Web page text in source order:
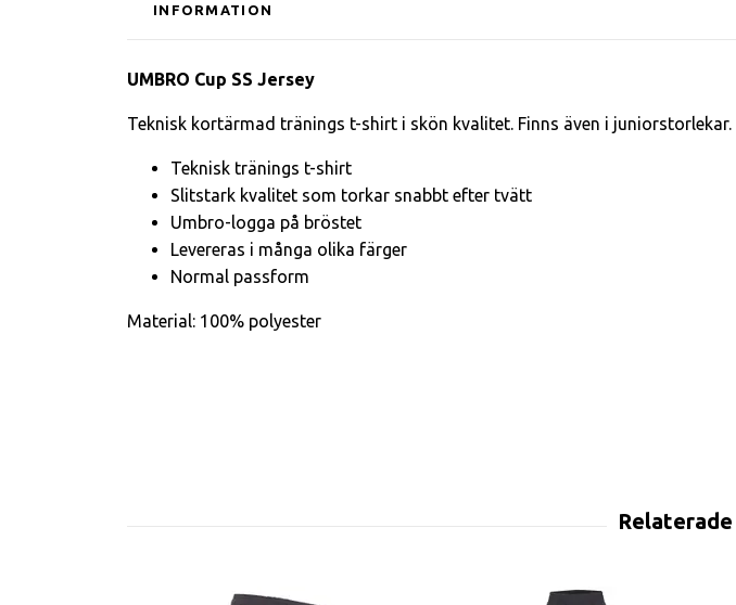
INFORMATION
UMBRO Cup SS Jersey
Teknisk kortärmad tränings t-shirt i skön kvalitet. Finns även i juniorstorlekar.
Teknisk tränings t-shirt
Slitstark kvalitet som torkar snabbt efter tvätt
Umbro-logga på bröstet
Levereras i många olika färger
Normal passform
Material: 100% polyester